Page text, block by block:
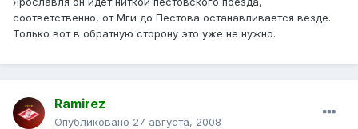
соответственно, от Мги до Пестова останавливается везде.
Только вот в обратную сторону это уже не нужно.
Ramirez
Опубликовано 27 августа, 2008